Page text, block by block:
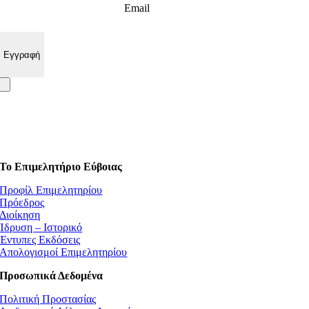
Email
Το Επιμελητήριο Εύβοιας
Προφίλ Επιμελητηρίου
Πρόεδρος
Διοίκηση
Ίδρυση – Ιστορικό
Έντυπες Εκδόσεις
Απολογισμοί Επιμελητηρίου
Προσωπικά Δεδομένα
Πολιτική Προστασίας